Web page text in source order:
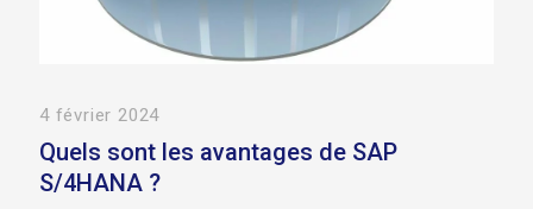
4 février 2024
Quels sont les avantages de SAP
S/4HANA ?